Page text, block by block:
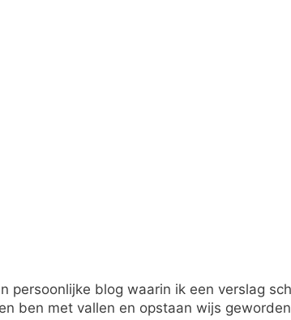
persoonlijke blog waarin ik een verslag
ben met vallen en opstaan wijs